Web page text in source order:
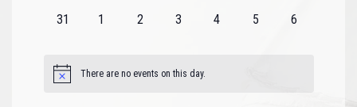
0
31
0
1
0
2
0
3
0
4
0
5
0
6
Notice There are no events on this day.